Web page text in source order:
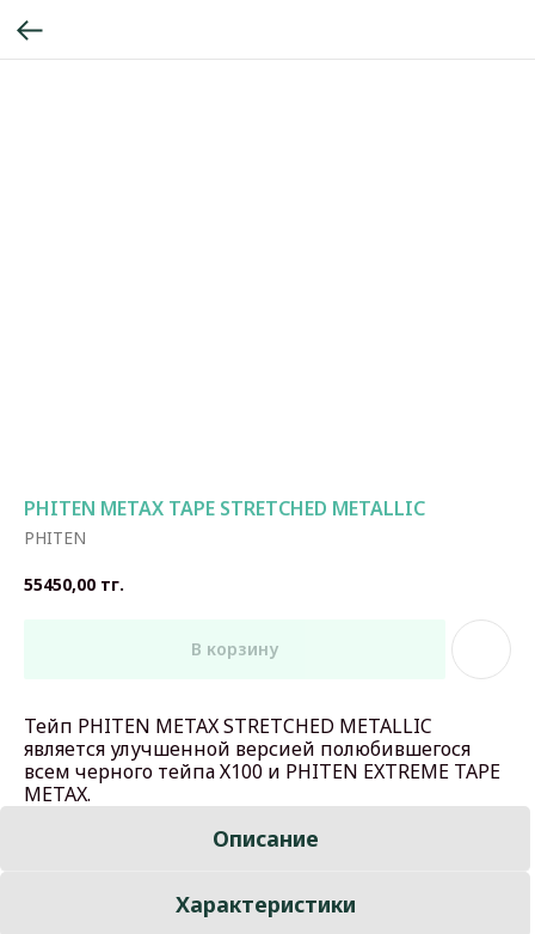
PHITEN METAX TAPE STRETCHED METALLIC
PHITEN
55450,00 тг.
В корзину
Тейп PHITEN METAX STRETCHED METALLIC
является улучшенной версией полюбившегося
всем черного тейпа Х100 и PHITEN EXTREME TAPE
METAX.
Описание
Характеристики